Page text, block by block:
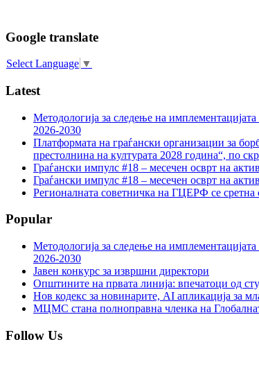
Google translate
Select Language ▼
Latest
Методологија за следење на
2026-2030
Платформата на граѓански организации за
престолнина на културата 2028 година“, по
Граѓански импулс #18 – месечен осврт на
Граѓански импулс #18 – месечен осврт на
Регионалната советничка на ГЦЕРФ се
Popular
Методологија за следење на
2026-2030
Јавен конкурс за извршни директори
Општините на првата линија: впечатоци од
Нов кодекс за новинарите, AI апликација за
МЦМС стана полноправна членка на
Follow Us